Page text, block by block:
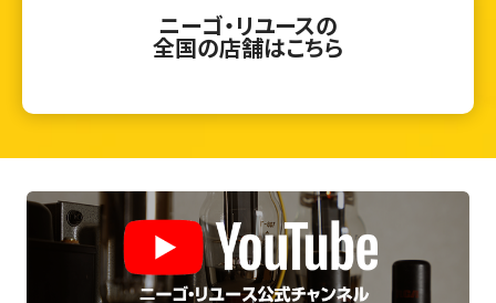
ニーゴ・リユースの
全国の店舗はこちら